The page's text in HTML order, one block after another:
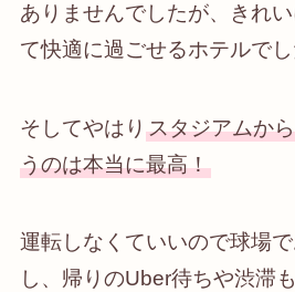
ありませんでしたが、
きれ
て快適に過ごせるホテルでし
そしてやはり スタジアムか
うのは本当に最高！
運転しなくていいので球場
し、帰りのUber待ちや渋滞